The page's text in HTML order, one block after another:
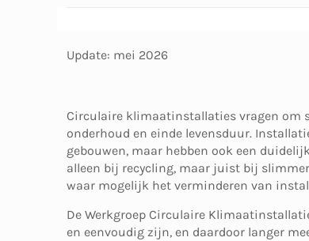
Update: mei 2026
Circulaire klimaatinstallaties vragen om
onderhoud en einde levensduur.
gebouwen, maar hebben ook een
alleen bij recycling, maar juist bij
waar mogelijk het verminderen van
De Werkgroep Circulaire
en eenvoudig zijn, en daardoor langer